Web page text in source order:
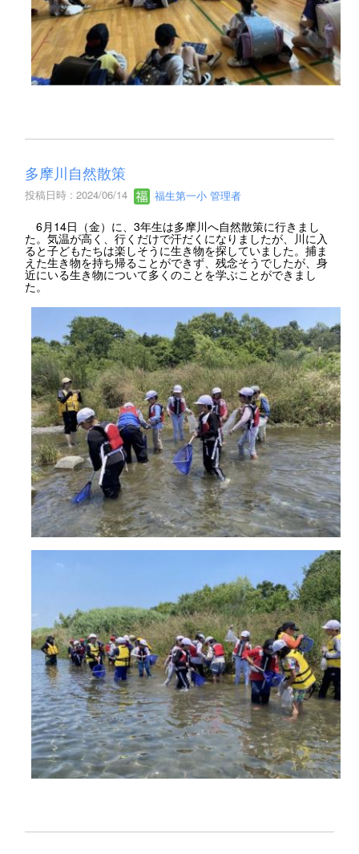
多摩川自然散策
投稿日時 : 2024/06/14 福生第一小 管理者
6月14日（金）に、3年生は多摩川へ自然散策に行きまし
た。気温が高く、行くだけで汗だくになりましたが、川に入
ると子どもたちは楽しそうに生き物を探していました。捕ま
えた生き物を持ち帰ることができず、残念そうでしたが、身
近にいる生き物について多くのことを学ぶことができまし
た。